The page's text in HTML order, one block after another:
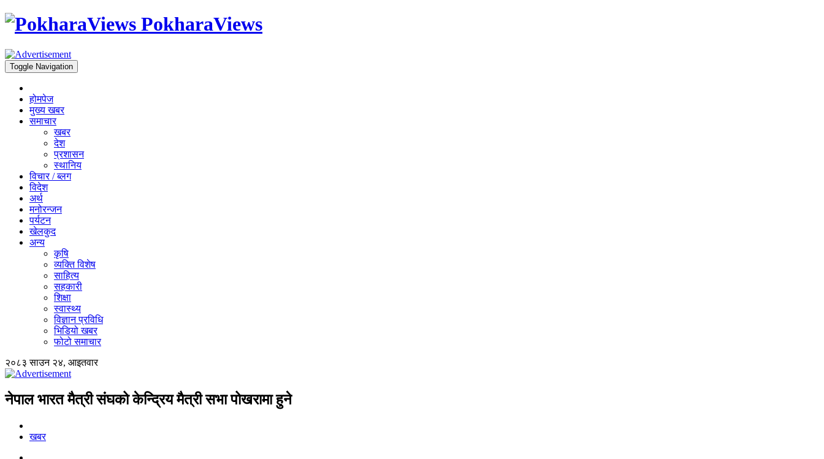
PokharaViews
Toggle Navigation
होमपेज
मुख्य खबर
समाचार
खबर
देश
प्रशासन
स्थानिय
विचार / ब्लग
विदेश
अर्थ
मनोरन्जन
पर्यटन
खेलकुद
अन्य
कृषि
व्यक्ति विशेष
साहित्य
सहकारी
शिक्षा
स्वास्थ्य
विज्ञान प्रविधि
भिडियो खबर
फोटो समाचार
२०८३ साउन २४, आइतवार
नेपाल भारत मैत्री संघको केन्द्रिय मैत्री सभा पोखरामा हुने
खबर